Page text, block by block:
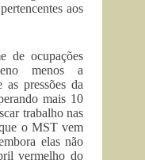
aos
de ocupações
menos a
pressões da
mais 10
trabalho nas
o MST vem
elas não
vermelho do